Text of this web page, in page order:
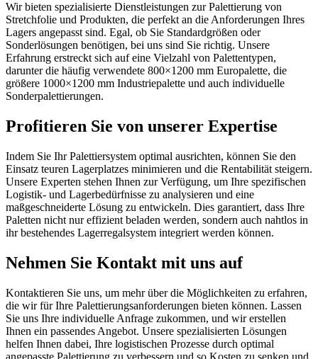
Wir bieten spezialisierte Dienstleistungen zur Palettierung von
Stretchfolie und Produkten, die perfekt an die Anforderungen Ihres
Lagers angepasst sind. Egal, ob Sie Standardgrößen oder
Sonderlösungen benötigen, bei uns sind Sie richtig. Unsere
Erfahrung erstreckt sich auf eine Vielzahl von Palettentypen,
darunter die häufig verwendete 800×1200 mm Europalette, die
größere 1000×1200 mm Industriepalette und auch individuelle
Sonderpalettierungen.
Profitieren Sie von unserer Expertise
Indem Sie Ihr Palettiersystem optimal ausrichten, können Sie den
Einsatz teuren Lagerplatzes minimieren und die Rentabilität steigern.
Unsere Experten stehen Ihnen zur Verfügung, um Ihre spezifischen
Logistik- und Lagerbedürfnisse zu analysieren und eine
maßgeschneiderte Lösung zu entwickeln. Dies garantiert, dass Ihre
Paletten nicht nur effizient beladen werden, sondern auch nahtlos in
ihr bestehendes Lagerregalsystem integriert werden können.
Nehmen Sie Kontakt mit uns auf
Kontaktieren Sie uns, um mehr über die Möglichkeiten zu erfahren,
die wir für Ihre Palettierungsanforderungen bieten können. Lassen
Sie uns Ihre individuelle Anfrage zukommen, und wir erstellen
Ihnen ein passendes Angebot. Unsere spezialisierten Lösungen
helfen Ihnen dabei, Ihre logistischen Prozesse durch optimal
angepasste Palettierung zu verbessern und so Kosten zu senken und